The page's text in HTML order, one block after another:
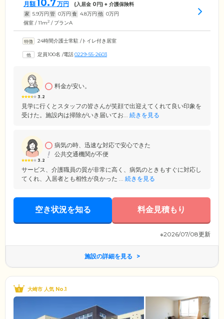
月額10.7万円 (入居金 0円) + 介護保険料
家 5.9万円 管 0万円 食 4.8万円 他 0万円
個室 / 11m2 / プランA
24時間介護士常駐 /トイレ付き居室
定員100名 /電話0229-55-2603
3.2
料金が安い。
見学に行くとスタッフの皆さんが笑顔で出迎えてくれて良い印象を
受けた。施設内は掃除がいき届いてお... 続きを見る
3.2
病気の時、迅速な対応で安心できた
公共交通機関が不便
サービス、介護職員の質が非常に高く、病気のときもすぐに対応し
てくれ、入居者とも相性が良かった ... 続きを見る
空き状況を知る 料金見積もり
※2026/07/08更新
施設の詳細を見る
大崎市 人気 No.1